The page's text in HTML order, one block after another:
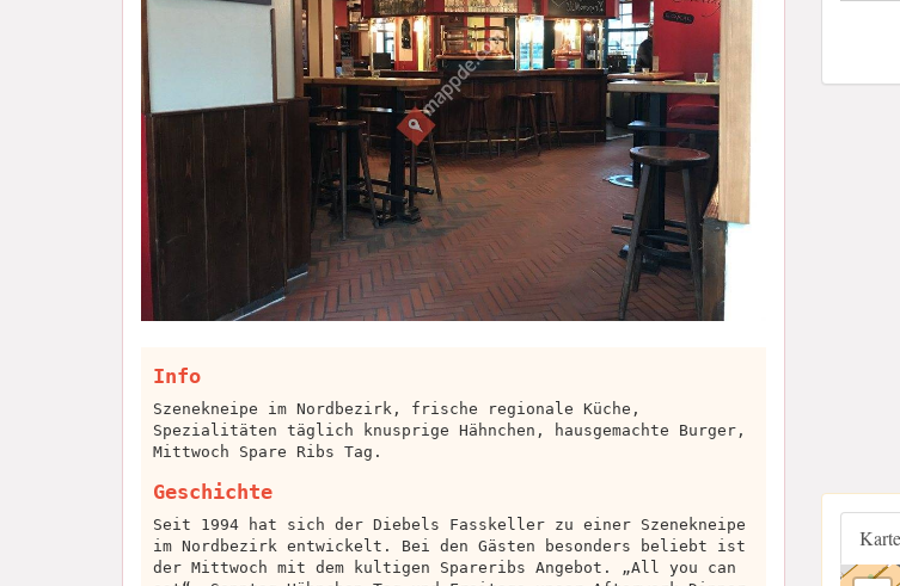
Info
Szenekneipe im Nordbezirk, frische regionale Küche,
Spezialitäten täglich knusprige Hähnchen, hausgemachte Burger,
Mittwoch Spare Ribs Tag.
Geschichte
Seit 1994 hat sich der Diebels Fasskeller zu einer Szenekneipe
im Nordbezirk entwickelt. Bei den Gästen besonders beliebt ist
der Mittwoch mit dem kultigen Spareribs Angebot. „All you can